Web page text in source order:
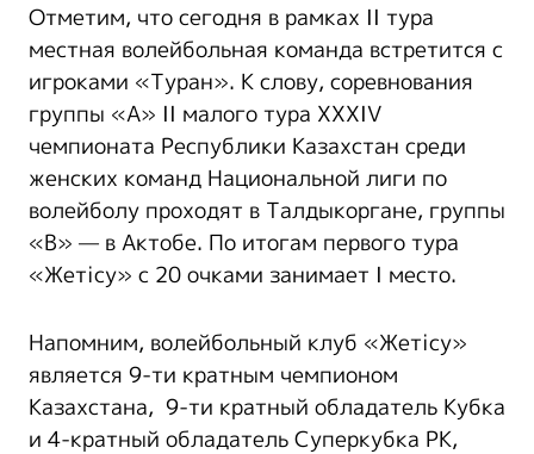
Отметим, что сегодня в рамках II тура
местная волейбольная команда встретится с
игроками «Туран». К слову, соревнования
группы «А» II малого тура XXXIV
чемпионата Республики Казахстан среди
женских команд Национальной лиги по
волейболу проходят в Талдыкоргане, группы
«В» — в Актобе. По итогам первого тура
«Жетісу» с 20 очками занимает I место.
Напомним, волейбольный клуб «Жетісу»
является 9-ти кратным чемпионом
Казахстана, 9-ти кратный обладатель Кубка
и 4-кратный обладатель Суперкубка РК,